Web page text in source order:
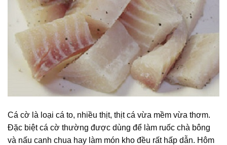
Cá cờ là loại cá to, nhiều thịt, thịt cá vừa mềm vừa thơm.
Đặc biệt cá cờ thường được dùng để làm ruốc chà bông
và nấu canh chua hay làm món kho đều rất hấp dẫn. Hôm